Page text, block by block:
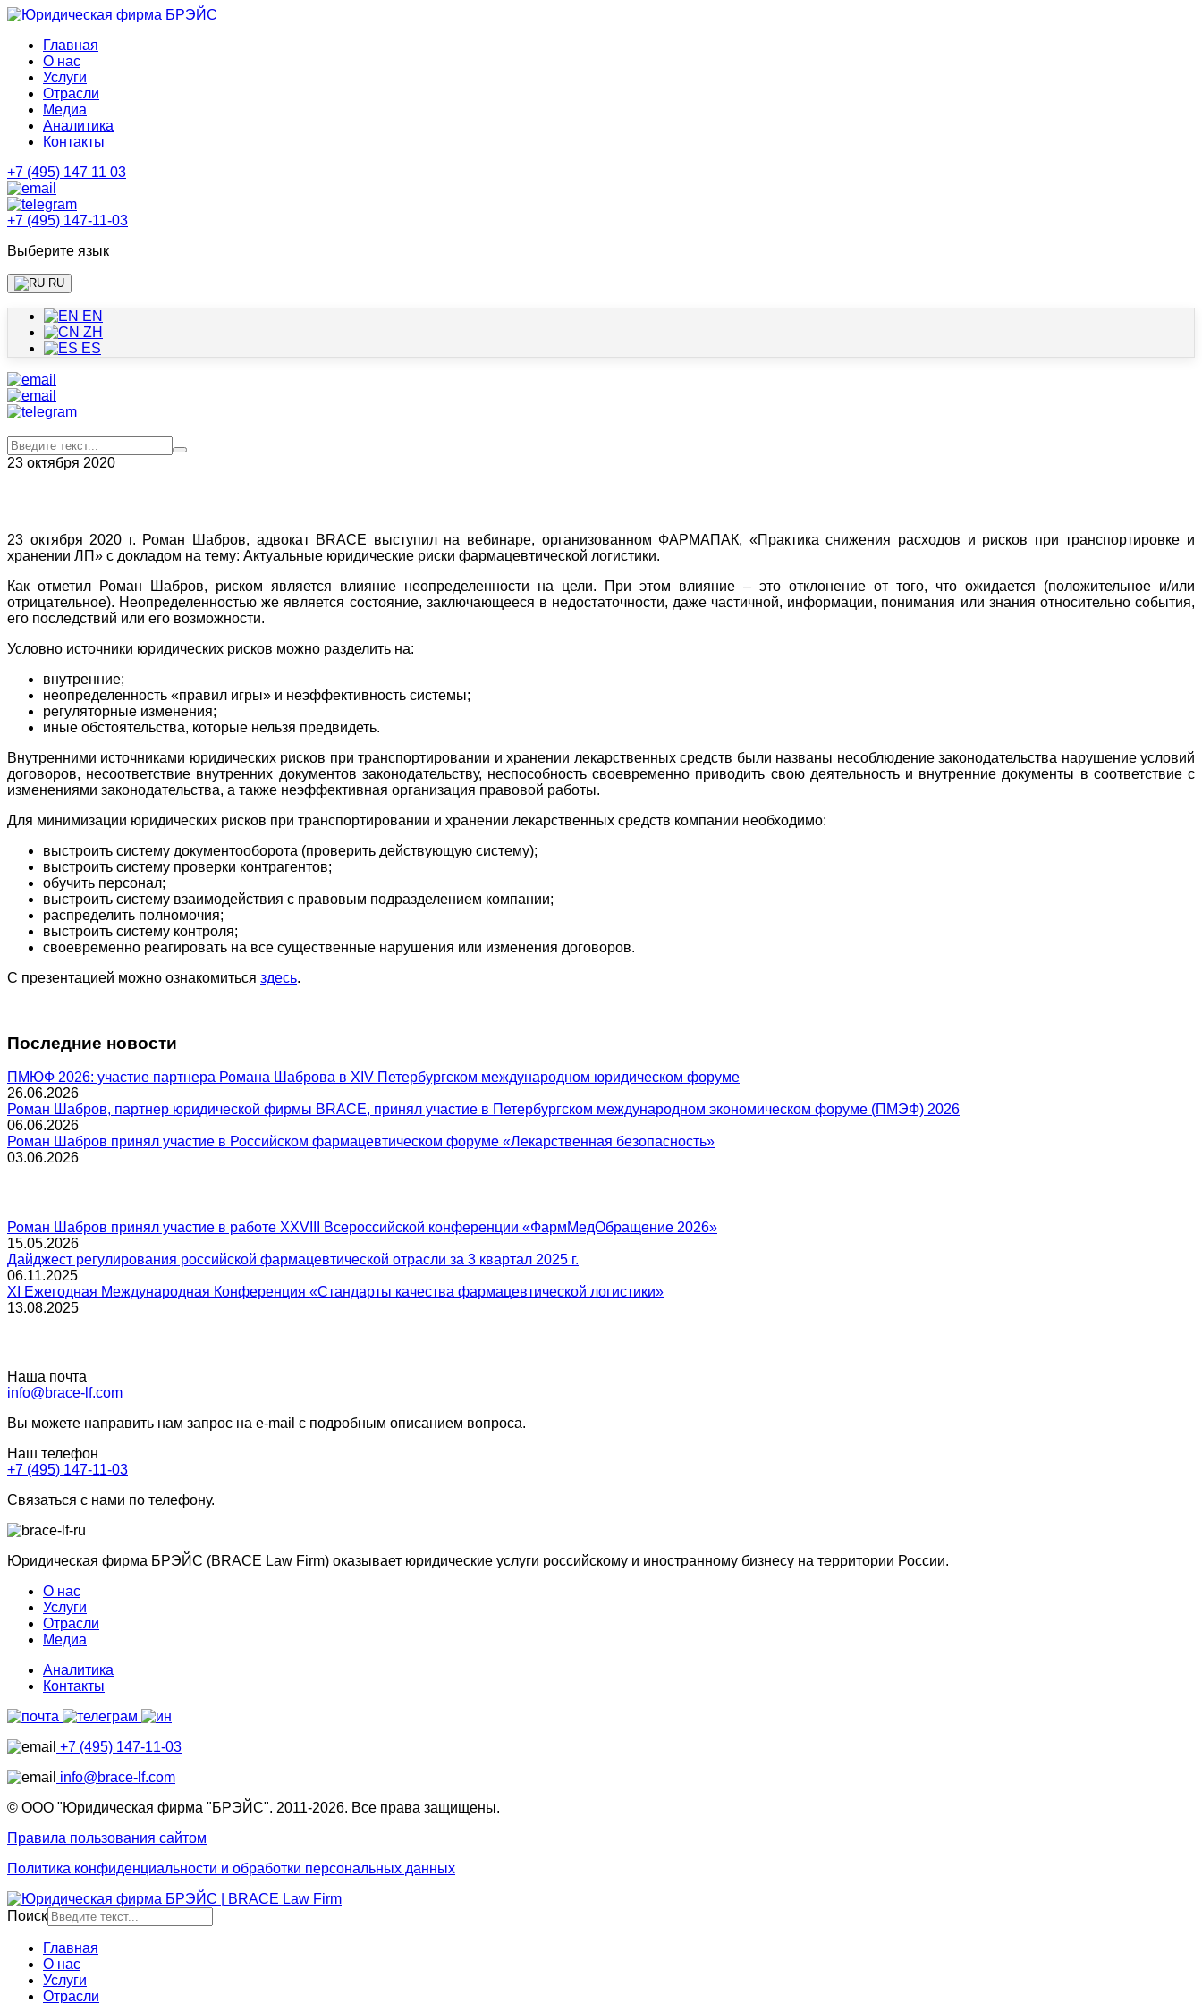
Главная
О нас
Услуги
Отрасли
Медиа
Аналитика
Контакты
+7 (495) 147 11 03
+7 (495) 147-11-03
Выберите язык
RU
EN
ZH
ES
23 октября 2020
23 октября 2020 г. Роман Шабров, адвокат BRACE выступил на вебинаре, организованном ФАРМАПАК, «Практика снижения расходов и рисков при транспортировке и
хранении ЛП» с докладом на тему: Актуальные юридические риски фармацевтической логистики.
Как отметил Роман Шабров, риском является влияние неопределенности на цели. При этом влияние – это отклонение от того, что ожидается (положительное и/или
отрицательное). Неопределенностью же является состояние, заключающееся в недостаточности, даже частичной, информации, понимания или знания относительно события,
его последствий или его возможности.
Условно источники юридических рисков можно разделить на:
внутренние;
неопределенность «правил игры» и неэффективность системы;
регуляторные изменения;
иные обстоятельства, которые нельзя предвидеть.
Внутренними источниками юридических рисков при транспортировании и хранении лекарственных средств были названы несоблюдение законодательства нарушение условий
договоров, несоответствие внутренних документов законодательству, неспособность своевременно приводить свою деятельность и внутренние документы в соответствие с
изменениями законодательства, а также неэффективная организация правовой работы.
Для минимизации юридических рисков при транспортировании и хранении лекарственных средств компании необходимо:
выстроить систему документооборота (проверить действующую систему);
выстроить систему проверки контрагентов;
обучить персонал;
выстроить систему взаимодействия с правовым подразделением компании;
распределить полномочия;
выстроить систему контроля;
своевременно реагировать на все существенные нарушения или изменения договоров.
С презентацией можно ознакомиться здесь.
Последние новости
ПМЮФ 2026: участие партнера Романа Шаброва в XIV Петербургском международном юридическом форуме
26.06.2026
Роман Шабров, партнер юридической фирмы BRACE, принял участие в Петербургском международном экономическом форуме (ПМЭФ) 2026
06.06.2026
Роман Шабров принял участие в Российском фармацевтическом форуме «Лекарственная безопасность»
03.06.2026
Роман Шабров принял участие в работе XXVIII Всероссийской конференции «ФармМедОбращение 2026»
15.05.2026
Дайджест регулирования российской фармацевтической отрасли за 3 квартал 2025 г.
06.11.2025
XI Ежегодная Международная Конференция «Стандарты качества фармацевтической логистики»
13.08.2025
Наша почта
info@brace-lf.com
Вы можете направить нам запрос на e-mail с подробным описанием вопроса.
Наш телефон
+7 (495) 147-11-03
Связаться с нами по телефону.
Юридическая фирма БРЭЙС (BRACE Law Firm) оказывает юридические услуги российскому и иностранному бизнесу на территории России.
О нас
Услуги
Отрасли
Медиа
Аналитика
Контакты
+7 (495) 147-11-03
info@brace-lf.com
© ООО "Юридическая фирма "БРЭЙС". 2011-2026. Все права защищены.
Правила пользования сайтом
Политика конфиденциальности и обработки персональных данных
Поиск
Главная
О нас
Услуги
Отрасли